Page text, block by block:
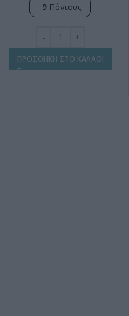
9 Πόντους
ΠΡΟΣΘΗΚΗ ΣΤΟ ΚΑΛΑΘΙ